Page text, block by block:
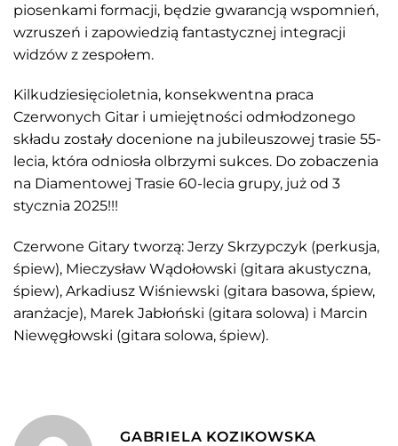
piosenkami formacji, będzie gwarancją wspomnień,
wzruszeń i zapowiedzią fantastycznej integracji
widzów z zespołem.
Kilkudziesięcioletnia, konsekwentna praca
Czerwonych Gitar i umiejętności odmłodzonego
składu zostały docenione na jubileuszowej trasie 55-
lecia, która odniosła olbrzymi sukces. Do zobaczenia
na Diamentowej Trasie 60-lecia grupy, już od 3
stycznia 2025!!!
Czerwone Gitary tworzą: Jerzy Skrzypczyk (perkusja,
śpiew), Mieczysław Wądołowski (gitara akustyczna,
śpiew), Arkadiusz Wiśniewski (gitara basowa, śpiew,
aranżacje), Marek Jabłoński (gitara solowa) i Marcin
Niewęgłowski (gitara solowa, śpiew).
GABRIELA KOZIKOWSKA